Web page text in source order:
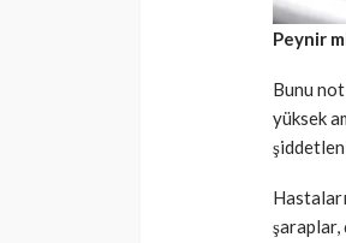
Peynir
Bunu
yüksek
şaraplar,